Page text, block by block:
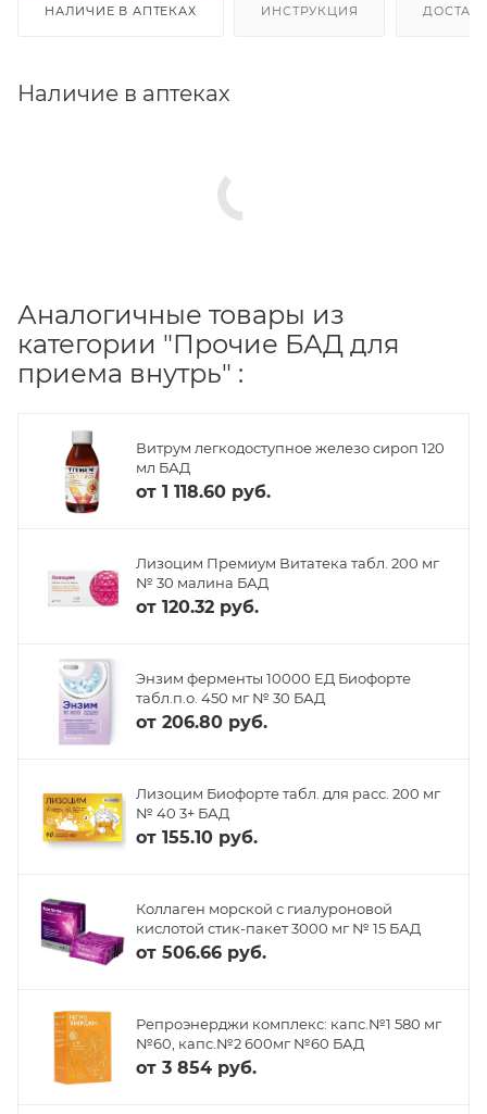
НАЛИЧИЕ В АПТЕКАХ ИНСТРУКЦИЯ
Наличие в аптеках
Аналогичные товары из
категории "Прочие БАД для
приема внутрь" :
Витрум легкодоступное железо сироп 120
мл БАД
от 1 118.60 руб.
Лизоцим Премиум Витатека табл. 200 мг
№ 30 малина БАД
от 120.32 руб.
Энзим ферменты 10000 ЕД Биофорте
табл.п.о. 450 мг № 30 БАД
от 206.80 руб.
Лизоцим Биофорте табл. для расс. 200 мг
№ 40 3+ БАД
от 155.10 руб.
Коллаген морской с гиалуроновой
кислотой стик-пакет 3000 мг № 15 БАД
от 506.66 руб.
Репроэнерджи комплекс: капс.№1 580 мг
№60, капс.№2 600мг №60 БАД
от 3 854 руб.